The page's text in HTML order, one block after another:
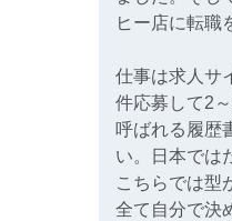
ヒー店に転職
仕事は求人サ
件応募して2
呼ばれる履歴
い。日本では
こちらでは型
全て自分で決